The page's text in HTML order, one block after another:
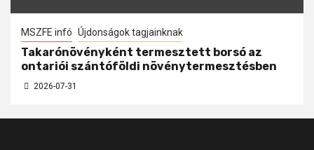
MSZFE infó Újdonságok tagjainknak
Takarónövényként termesztett borsó az
ontariói szántóföldi növénytermesztésben
2026-07-31